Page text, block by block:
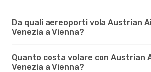
Da quali aereoporti vola Austrian
Venezia a Vienna?
Quanto costa volare con Austrian
Venezia a Vienna?